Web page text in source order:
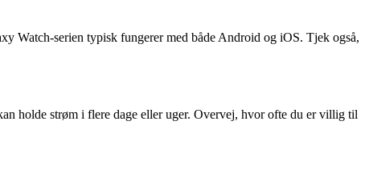
Watch-serien typisk fungerer med både Android og iOS. Tjek også,
holde strøm i flere dage eller uger. Overvej, hvor ofte du er villig til